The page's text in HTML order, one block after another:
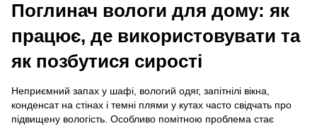
Поглинач вологи для дому: як
працює, де використовувати та
як позбутися сирості
Неприємний запах у шафі, вологий одяг, запітнілі вікна,
конденсат на стінах і темні плями у кутах часто свідчать про
підвищену вологість. Особливо помітною проблема стає